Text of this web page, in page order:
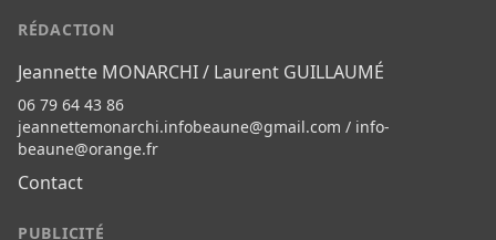
RÉDACTION
Jeannette MONARCHI / Laurent GUILLAUMÉ
06 79 64 43 86
jeannettemonarchi.infobeaune@gmail.com / info-
beaune@orange.fr
Contact
PUBLICITÉ